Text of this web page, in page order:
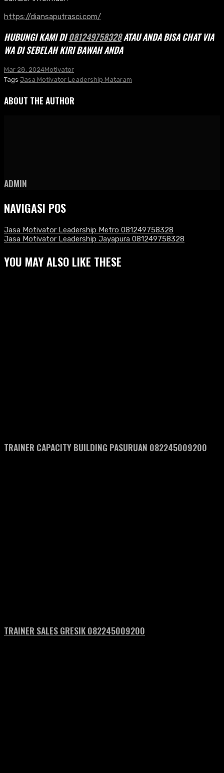
https://diansaputrasci.com/
HUBUNGI KAMI DI081249758328ATAU ANDA BISA CHAT VIA
WA DI SEBELAH KIRI BAWAH ANDA
Mar 28, 2024Motivator
Tags Jasa Motivator Leadership Mataram
ABOUT THE AUTHOR
ADMIN
NAVIGASI POS
Jasa Motivator Leadership Metro 081249758328
Jasa Motivator Leadership Jayapura 081249758328
YOU MAY ALSO LIKE THESE
TRAINER CAPACITY BUILDING PASURUAN 082245009200
TRAINER SALES GRESIK 082245009200